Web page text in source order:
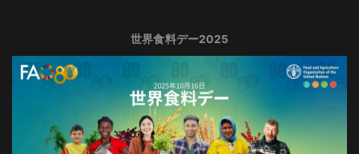
世界食料デー2025